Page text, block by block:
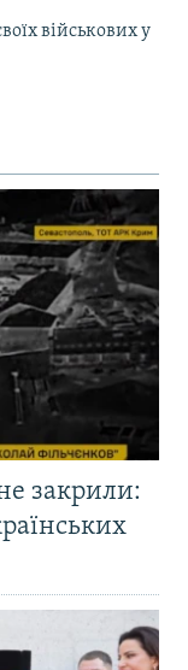
військових у
закрили: